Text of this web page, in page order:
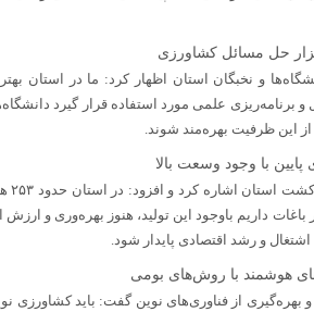
حل مسائل کشاورزی
و نخبگان استان اظهار کرد: ما در استان
علمی مورد استفاده قرار گیرد
از این ظرفیت بهره‌مند شوند.
با وجود وسعت بالا
باغات داریم باوجود این تولید، هنوز بهره‌وری و
و رشد اقتصادی پایدار شود.
هوشمند با روش‌های بومی
بهره‌گیری از فناوری‌های نوین گفت: باید